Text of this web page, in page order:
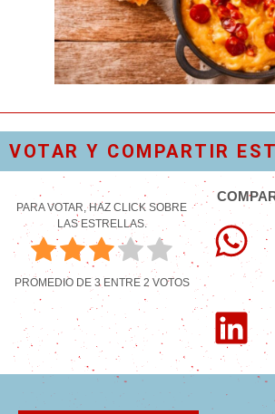
VOTAR Y COMPARTIR
PARA VOTAR, HAZ CLICK SOBRE
LAS ESTRELLAS.
PROMEDIO DE3ENTRE 2 VOTOS